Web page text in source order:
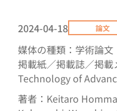
2024-04-18 論文
媒体の種類：学術論文
掲載紙／掲載誌／掲
Technology of
著者：Keitaro